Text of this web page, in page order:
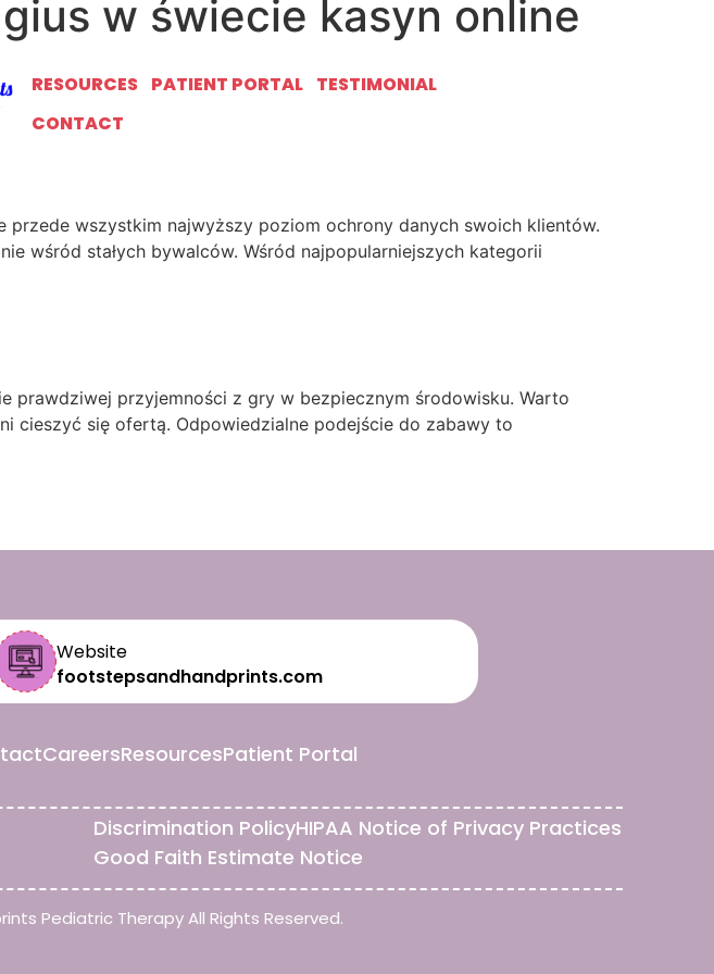
RESOURCES PATIENT PORTAL TESTIMONIAL
CONTACT
w świecie kasyn online
entuzjastów rozrywki. Jeśli szukasz rzetelnej platformy, sprawdź
Wybór odpowiedniego miejsca do gry to klucz do udanych
wszystkim najwyższy poziom ochrony danych swoich klientów.
wśród stałych bywalców. Wśród najpopularniejszych kategorii
prawdziwej przyjemności z gry w bezpiecznym środowisku. Warto
cieszyć się ofertą. Odpowiedzialne podejście do zabawy to
Website
footstepsandhandprints.com
CareersResourcesPatient Portal
Discrimination PolicyHIPAA Notice of Privacy Practices
Good Faith Estimate Notice
Pediatric Therapy All Rights Reserved.